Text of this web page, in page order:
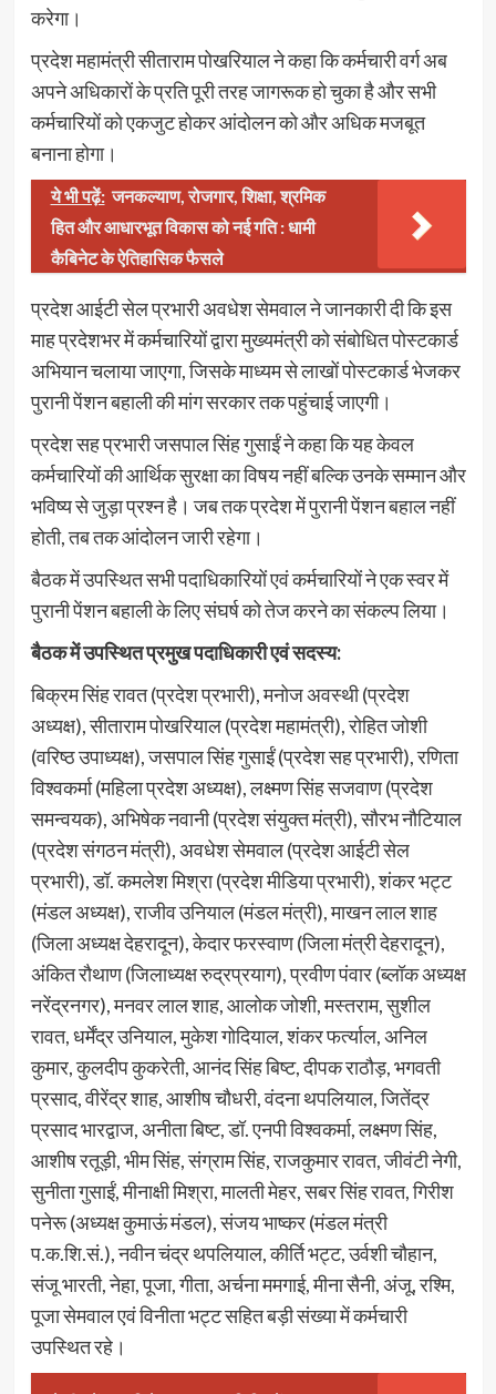
करेगा।
प्रदेश महामंत्री सीताराम पोखरियाल ने कहा कि कर्मचारी वर्ग अब
अपने अधिकारों के प्रति पूरी तरह जागरूक हो चुका है और सभी
कर्मचारियों को एकजुट होकर आंदोलन को और अधिक मजबूत
बनाना होगा।
ये भी पढ़ें: जनकल्याण, रोजगार, शिक्षा, श्रमिक
हित और आधारभूत विकास को नई गति : धामी
कैबिनेट के ऐतिहासिक फैसले
प्रदेश आईटी सेल प्रभारी अवधेश सेमवाल ने जानकारी दी कि इस
माह प्रदेशभर में कर्मचारियों द्वारा मुख्यमंत्री को संबोधित पोस्टकार्ड
अभियान चलाया जाएगा, जिसके माध्यम से लाखों पोस्टकार्ड भेजकर
पुरानी पेंशन बहाली की मांग सरकार तक पहुंचाई जाएगी।
प्रदेश सह प्रभारी जसपाल सिंह गुसाईं ने कहा कि यह केवल
कर्मचारियों की आर्थिक सुरक्षा का विषय नहीं बल्कि उनके सम्मान और
भविष्य से जुड़ा प्रश्न है। जब तक प्रदेश में पुरानी पेंशन बहाल नहीं
होती, तब तक आंदोलन जारी रहेगा।
बैठक में उपस्थित सभी पदाधिकारियों एवं कर्मचारियों ने एक स्वर में
पुरानी पेंशन बहाली के लिए संघर्ष को तेज करने का संकल्प लिया।
बैठक में उपस्थित प्रमुख पदाधिकारी एवं सदस्य:
बिक्रम सिंह रावत (प्रदेश प्रभारी), मनोज अवस्थी (प्रदेश
अध्यक्ष), सीताराम पोखरियाल (प्रदेश महामंत्री), रोहित जोशी
(वरिष्ठ उपाध्यक्ष), जसपाल सिंह गुसाईं (प्रदेश सह प्रभारी), रणिता
विश्वकर्मा (महिला प्रदेश अध्यक्ष), लक्ष्मण सिंह सजवाण (प्रदेश
समन्वयक), अभिषेक नवानी (प्रदेश संयुक्त मंत्री), सौरभ नौटियाल
(प्रदेश संगठन मंत्री), अवधेश सेमवाल (प्रदेश आईटी सेल
प्रभारी), डॉ. कमलेश मिश्रा (प्रदेश मीडिया प्रभारी), शंकर भट्ट
(मंडल अध्यक्ष), राजीव उनियाल (मंडल मंत्री), माखन लाल शाह
(जिला अध्यक्ष देहरादून), केदार फरस्वाण (जिला मंत्री देहरादून),
अंकित रौथाण (जिलाध्यक्ष रुद्रप्रयाग), प्रवीण पंवार (ब्लॉक अध्यक्ष
नरेंद्रनगर), मनवर लाल शाह, आलोक जोशी, मस्तराम, सुशील
रावत, धर्मेंद्र उनियाल, मुकेश गोदियाल, शंकर फर्त्याल, अनिल
कुमार, कुलदीप कुकरेती, आनंद सिंह बिष्ट, दीपक राठौड़, भगवती
प्रसाद, वीरेंद्र शाह, आशीष चौधरी, वंदना थपलियाल, जितेंद्र
प्रसाद भारद्वाज, अनीता बिष्ट, डॉ. एनपी विश्वकर्मा, लक्ष्मण सिंह,
आशीष रतूड़ी, भीम सिंह, संग्राम सिंह, राजकुमार रावत, जीवंटी नेगी,
सुनीता गुसाईं, मीनाक्षी मिश्रा, मालती मेहर, सबर सिंह रावत, गिरीश
पनेरू (अध्यक्ष कुमाऊं मंडल), संजय भाष्कर (मंडल मंत्री
प.क.शि.सं.), नवीन चंद्र थपलियाल, कीर्ति भट्ट, उर्वशी चौहान,
संजू भारती, नेहा, पूजा, गीता, अर्चना ममगाई, मीना सैनी, अंजू, रश्मि,
पूजा सेमवाल एवं विनीता भट्ट सहित बड़ी संख्या में कर्मचारी
उपस्थित रहे।